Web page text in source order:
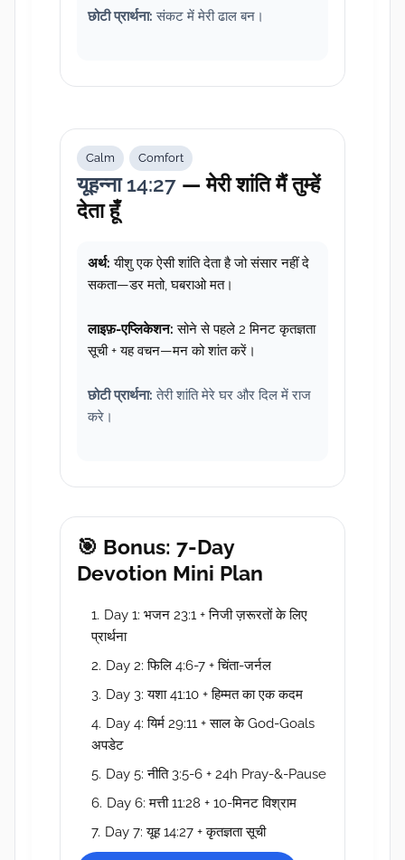
छोटी प्रार्थना: संकट में मेरी ढाल बन।
Calm Comfort
यूहन्ना 14:27 — मेरी शांति मैं तुम्हें
देता हूँ
अर्थ: यीशु एक ऐसी शांति देता है जो संसार नहीं दे
सकता—डर मतो, घबराओ मत।
लाइफ़-एप्लिकेशन: सोने से पहले 2 मिनट कृतज्ञता
सूची + यह वचन—मन को शांत करें।
छोटी प्रार्थना: तेरी शांति मेरे घर और दिल में राज
करे।
🎯 Bonus: 7-Day
Devotion Mini Plan
Day 1: भजन 23:1 + निजी ज़रूरतों के लिए
प्रार्थना
Day 2: फिलि 4:6-7 + चिंता-जर्नल
Day 3: यशा 41:10 + हिम्मत का एक कदम
Day 4: यिर्म 29:11 + साल के God-Goals
अपडेट
Day 5: नीति 3:5-6 + 24h Pray-&-Pause
Day 6: मत्ती 11:28 + 10-मिनट विश्राम
Day 7: यूह 14:27 + कृतज्ञता सूची